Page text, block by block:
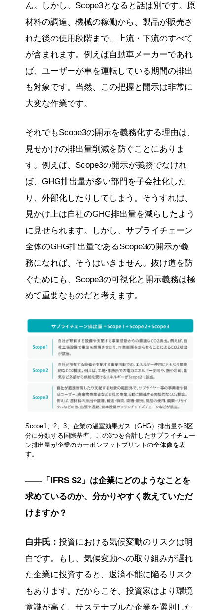
ん。しかし、Scope3となると話は別です。原
材料の調達、機械の稼働から、製品が販売さ
れた後の使用段階まで、上流・下流のすべて
が含まれます。例えば自動車メーカーであれ
ば、ユーザーが車を運転している期間の排出
も対象です。当然、この把握と開示は非常に
大変な作業です。
それでもScope3の開示を義務化する理由は、
見せかけの排出量削減を防ぐことにありま
す。例えば、Scope3の開示が義務でなけれ
ば、GHG排出量が多い部門を子会社化した
り、外部化したりしてしまう。そうすれば、
見かけ上は自社のGHG排出量を減らしたよう
に見せられます。しかし、サプライチェーン
全体のGHG排出量であるScope3の開示が義
務になれば、そうはいきません。抜け道を防
ぐためにも、Scope3の可視化と開示義務は極
めて重要なものだと考えます。
Scope1、2、3、企業の温室効果ガス（GHG）排出量を3区
分に分類する国際基準。この3つを合計したサプライチェー
ン排出量が企業のカーボンフットプリントの全体像を表
す。
――「IFRS S2」は企業にどのようなことを
求めているのか、分かりやすく教えていただ
けますか？
白井氏： 投資における気候変動のリスクは明
白です。もし、気候変動への取り組みが遅れ
た企業に投資すると、返済不能に陥るリスク
もあります。だからこそ、投資家はより環境
意識が高く、サステナブルな企業を選別した